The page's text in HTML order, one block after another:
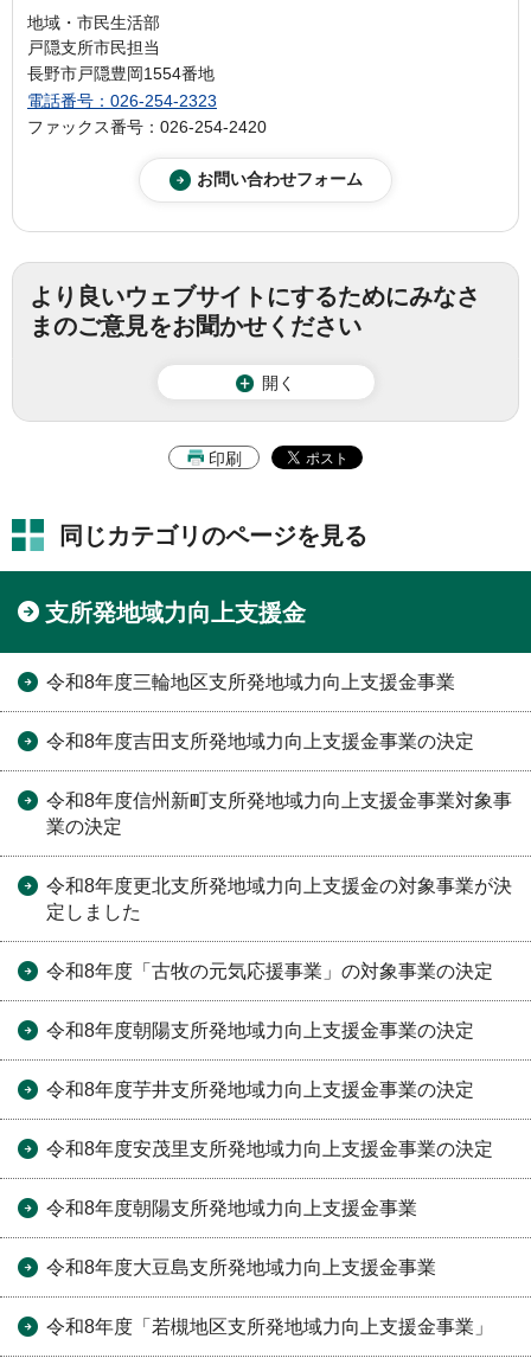
地域・市民生活部
戸隠支所市民担当
長野市戸隠豊岡1554番地
電話番号：026-254-2323
ファックス番号：026-254-2420
より良いウェブサイトにするためにみなさ
まのご意見をお聞かせください
開く
印刷
同じカテゴリのページを見る
支所発地域力向上支援金
令和8年度三輪地区支所発地域力向上支援金事業
令和8年度吉田支所発地域力向上支援金事業の決定
令和8年度信州新町支所発地域力向上支援金事業対象事
業の決定
令和8年度更北支所発地域力向上支援金の対象事業が決
定しました
令和8年度「古牧の元気応援事業」の対象事業の決定
令和8年度朝陽支所発地域力向上支援金事業の決定
令和8年度芋井支所発地域力向上支援金事業の決定
令和8年度安茂里支所発地域力向上支援金事業の決定
令和8年度朝陽支所発地域力向上支援金事業
令和8年度大豆島支所発地域力向上支援金事業
令和8年度「若槻地区支所発地域力向上支援金事業」